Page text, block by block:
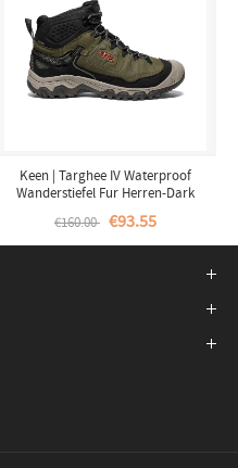
Keen | Targhee IV Waterproof
Wanderstiefel Fur Herren-Dark
€160.00 €93.55